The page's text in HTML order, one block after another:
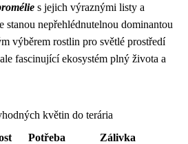
s jejich výraznými listy a
stanou nepřehlédnutelnou dominantou
výběrem rostlin pro světlé prostředí
fascinující ekosystém plný života a
květin do terária
Potřeba
Zálivka